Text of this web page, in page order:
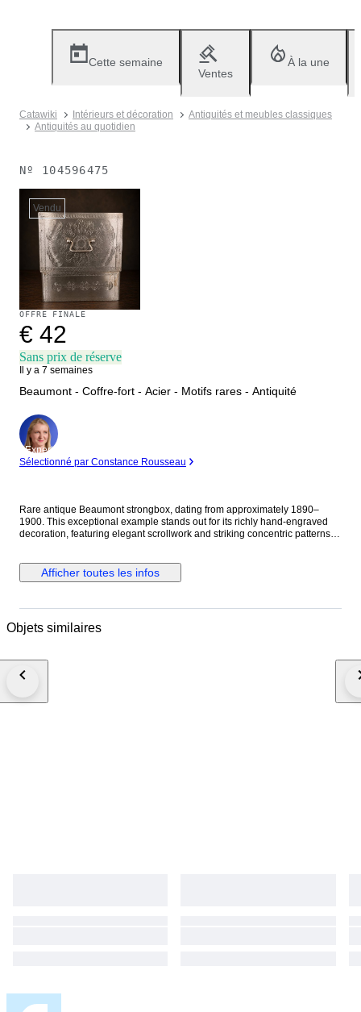
Cette semaine
Ventes
À la une
Catawiki Intérieurs et décoration
Antiquités et meubles classiques
Antiquités au quotidien
Nº 104596475
Vendu
OFFRE FINALE
€ 42
Sans prix de réserve
Il y a 7 semaines
Beaumont - Coffre-fort - Acier - Motifs rares - Antiquité
Expert
Sélectionné par Constance Rousseau
Rare antique Beaumont strongbox, dating from approximately 1890–
1900. This exceptional example stands out for its richly hand-engraved
decoration, featuring elegant scrollwork and striking concentric patterns
examples, making this a particularly desirable collector’s piece. Crafted
from solid steel, the strongbox beautifully combines security,
remarkable visual depth and give the piece a distinguished appearance
examples, strongboxes with this level of ornamentation are considerably
oxidation throughout, both consistent with its age and careful historical
and contribute to its authentic antique character. The strongbox is fitted
Afficher toutes les infos
Objets similaires